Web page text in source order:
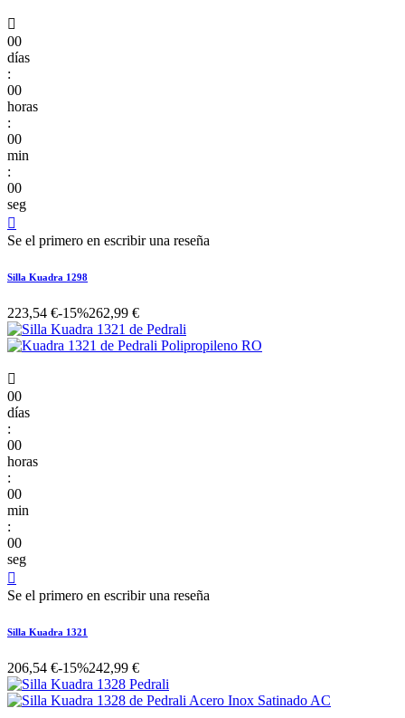

00
días
:
00
horas
:
00
min
:
00
seg

Se el primero en escribir una reseña
Silla Kuadra 1298
223,54 €-15%262,99 €

00
días
:
00
horas
:
00
min
:
00
seg

Se el primero en escribir una reseña
Silla Kuadra 1321
206,54 €-15%242,99 €